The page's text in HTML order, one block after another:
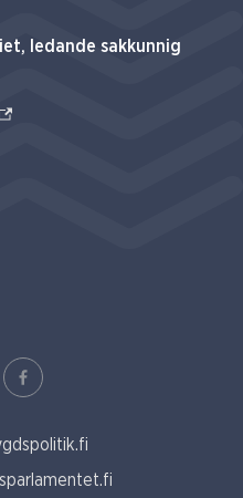
ledande sakkunnig
(Extern link)